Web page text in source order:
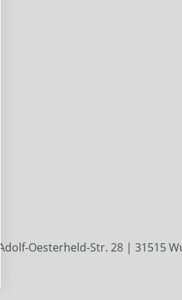
Oesterheld-Str. 28 | 31515